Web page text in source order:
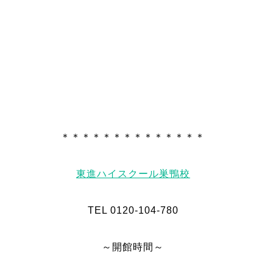
＊＊＊＊＊＊＊＊＊＊＊＊＊＊
東進ハイスクール巣鴨校
TEL 0120-104-780
～開館時間～